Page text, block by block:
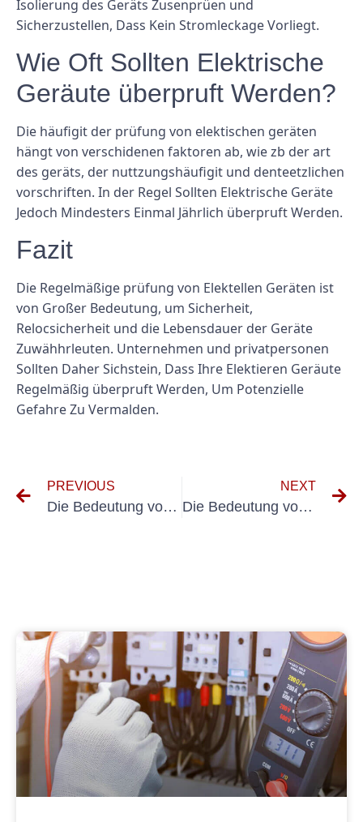
Isolierung des Geräts Zusenprüen und
Sicherzustellen, Dass Kein Stromleckage Vorliegt.
Wie Oft Sollten Elektrische
Geräute überpruft Werden?
Die häufigit der prüfung von elektischen geräten
hängt von verschidenen faktoren ab, wie zb der art
des geräts, der nuttzungshäufigit und denteetzlichen
vorschriften. In der Regel Sollten Elektrische Geräte
Jedoch Mindesters Einmal Jährlich überpruft Werden.
Fazit
Die Regelmäßige prüfung von Elektellen Geräten ist
von Großer Bedeutung, um Sicherheit,
Relocsicherheit und die Lebensdauer der Geräte
Zuwähhrleuten. Unternehmen und privatpersonen
Sollten Daher Sichstein, Dass Ihre Elektieren Geräute
Regelmäßig überpruft Werden, Um Potenzielle
Gefahre Zu Vermalden.
PREVIOUS
Die Bedeutung von DGUV Elektroprüfung für die Sicherheit am Arbeitsplatz
NEXT
Die Bedeutung von E Check pÜFPLAKETTE: Warum regelmäßige Inspektionen von entscheidender Bedeutung sind